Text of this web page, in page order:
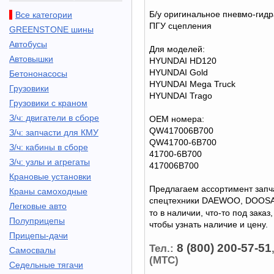
Все категории
GREENSTONE шины
Автобусы
Автовышки
Бетононасосы
Грузовики
Грузовики с краном
З/ч: двигатели в сборе
З/ч: запчасти для КМУ
З/ч: кабины в сборе
З/ч: узлы и агрегаты
Крановые установки
Краны самоходные
Легковые авто
Полуприцепы
Прицепы-дачи
Самосвалы
Седельные тягачи
Б/у оригинальное пневмо-
ПГУ сцепления
Для моделей:
HYUNDAI HD120
HYUNDAI Gold
HYUNDAI Mega Truck
HYUNDAI Trago
ОЕМ номера:
QW417006B700
QW41700-6B700
41700-6B700
417006B700
Предлагаем ассортимент
спецтехники DAEWOO,
то в наличии, что-то под
чтобы узнать наличие и цену.
Тел.:8 (800) 200-57-51
(МТС)